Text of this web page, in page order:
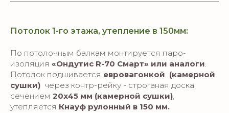
Потолок 1-го этажа, утепление в 150мм:
По потолочным балкам монтируется паро-
изоляция «Ондутис R-70 Смарт» или аналоги.
Потолок подшивается евровагонкой (камерной
сушки) через контр-рейку - строганая доска
сечением 20х45 мм (камерной сушки),
утепляется Кнауф рулонный в 150 мм.